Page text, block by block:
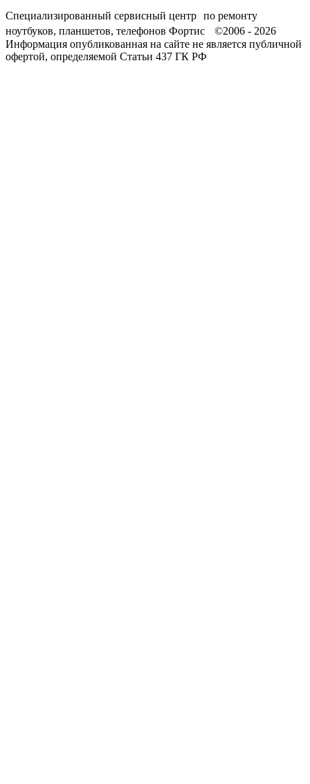
Специализированный сервисный центр по ремонту
ноутбуков, планшетов, телефонов Фортис ©2006 - 2026
Информация опубликованная на сайте не является публичной
офертой, определяемой Статьи 437 ГК РФ